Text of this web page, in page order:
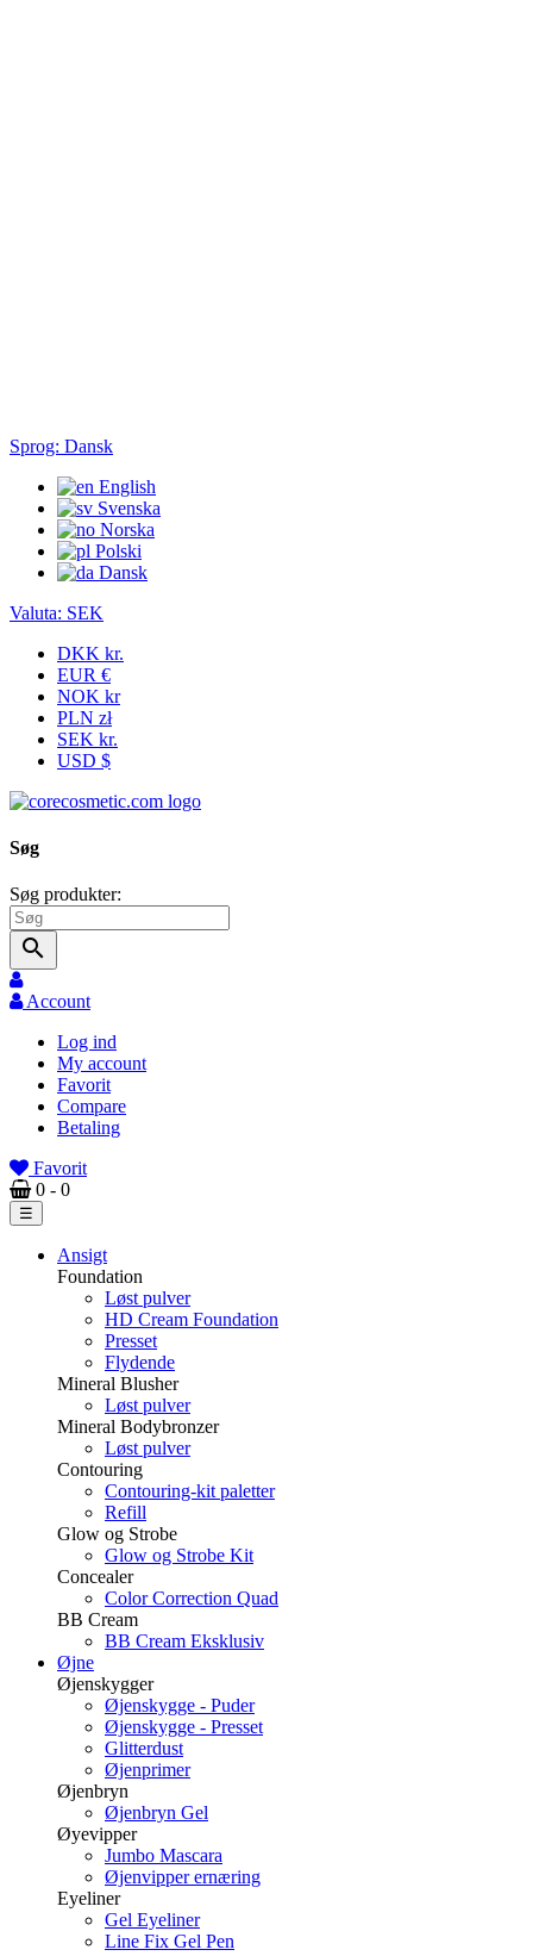
Sprog: Dansk
English
Svenska
Norska
Polski
Dansk
Valuta: SEK
DKK kr.
EUR €
NOK kr
PLN zł
SEK kr.
USD $
Søg
Søg produkter:
search
Account
Log ind
My account
Favorit
Compare
Betaling
Favorit
0 - 0
Toggle
navigation
☰
Ansigt
Foundation
Løst pulver
HD Cream Foundation
Presset
Flydende
Mineral Blusher
Løst pulver
Mineral Bodybronzer
Løst pulver
Contouring
Contouring-kit paletter
Refill
Glow og Strobe
Glow og Strobe Kit
Concealer
Color Correction Quad
BB Cream
BB Cream Eksklusiv
Øjne
Øjenskygger
Øjenskygge - Puder
Øjenskygge - Presset
Glitterdust
Øjenprimer
Øjenbryn
Øjenbryn Gel
Øyevipper
Jumbo Mascara
Øjenvipper ernæring
Eyeliner
Gel Eyeliner
Line Fix Gel Pen